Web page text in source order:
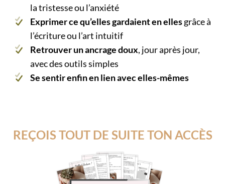
la tristesse ou l’anxiété
Exprimer ce qu’elles gardaient en ellesgrâce à
l’écriture ou l’art intuitif
Retrouver un ancrage doux, jour après jour,
avec des outils simples
Se sentir enfin en lien avec elles-mêmes
REÇOIS TOUT DE SUITE TON ACCÈS